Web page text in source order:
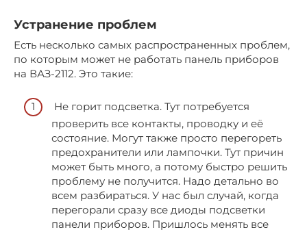
Устранение проблем
Есть несколько самых распространенных проблем,
по которым может не работать панель приборов
на ВАЗ-2112. Это такие:
Не горит подсветка. Тут потребуется
проверить все контакты, проводку и её
состояние. Могут также просто перегореть
предохранители или лампочки. Тут причин
может быть много, а потому быстро решить
проблему не получится. Надо детально во
всем разбираться. У нас был случай, когда
перегорали сразу все диоды подсветки
панели приборов. Пришлось менять все